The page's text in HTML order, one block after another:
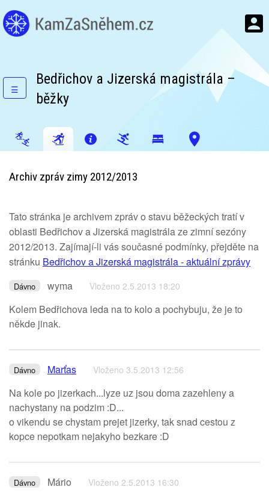
☰
Bedřichov a Jizerská magistrála –
běžky
Archiv zpráv zimy 2012/2013
Tato stránka je archivem zpráv o stavu běžeckých tratí v
oblasti Bedřichov a Jizerská magistrála ze zimní sezóny
2012/2013. Zajímají-li vás současné podmínky, přejděte na
stránku Bedřichov a Jizerská magistrála - aktuální zprávy
Dávno wyma Vloženo 2.5.2013 18:20
Kolem Bedřichova leda na to kolo a pochybuju, že je to
někde jinak.
Dávno Marťas Vloženo 3.5.2013 12:56
Na kole po jizerkach...lyze uz jsou doma zazehleny a
nachystany na podzim :D...
o vikendu se chystam prejet jizerky, tak snad cestou z
kopce nepotkam nejakyho bezkare :D
Dávno Mário Vloženo 2.5.2013 16:30